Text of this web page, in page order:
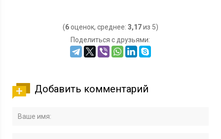
(6оценок, среднее: 3,17из 5)
Поделиться с друзьями:
Добавить комментарий